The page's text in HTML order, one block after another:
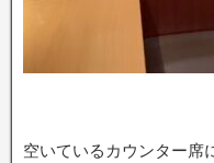
空いているカウンター席